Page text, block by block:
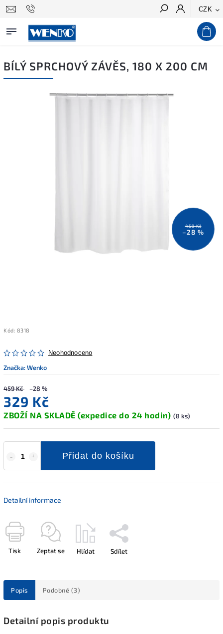
CZK
Hledat
BÍLÝ SPRCHOVÝ ZÁVĚS, 180 X 200 CM
459 Kč
–28 %
Kód: 8318
Neohodnoceno
Značka:Wenko
459 Kč –28 %
329 Kč
ZBOŽÍ NA SKLADĚ (expedice do 24 hodin) (8 ks)
Přidat do košíku
Detailní informace
Tisk Zeptat se Hlídat Sdílet
Popis Podobné (3)
Detailní popis produktu